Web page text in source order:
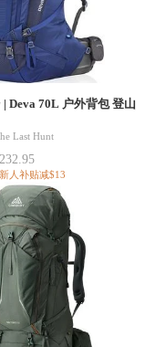
|Deva 70L 户外背包 登山
Last Hunt
新人补贴减$13